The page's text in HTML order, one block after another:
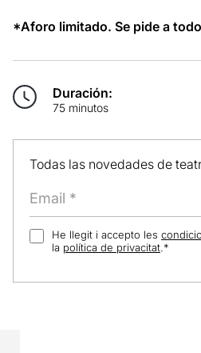
*Aforo limitado. Se pide a
Duración:
75 minutos
Todas las novedades de
He llegit i accepto les
la política de privacitat.*